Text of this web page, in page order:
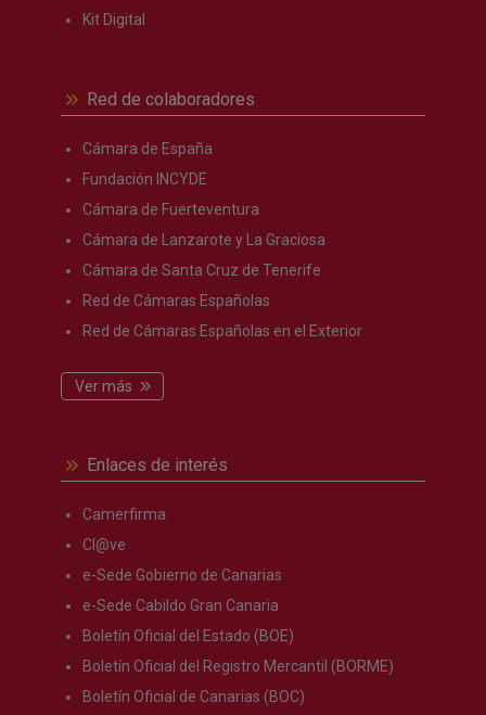
Kit Digital
Red de colaboradores
Cámara de España
Fundación INCYDE
Cámara de Fuerteventura
Cámara de Lanzarote y La Graciosa
Cámara de Santa Cruz de Tenerife
Red de Cámaras Españolas
Red de Cámaras Españolas en el Exterior
Ver más
Enlaces de interés
Camerfirma
Cl@ve
e-Sede Gobierno de Canarias
e-Sede Cabildo Gran Canaria
Boletín Oficial del Estado (BOE)
Boletín Oficial del Registro Mercantil (BORME)
Boletín Oficial de Canarias (BOC)